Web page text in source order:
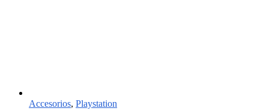
Accesorios, Playstation